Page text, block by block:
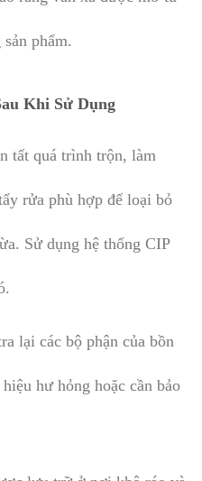
phẩm.
Khi Sử Dụng
tất quá trình trộn, làm
rửa phù hợp để loại bỏ
Sử dụng hệ thống CIP
lại các bộ phận của bồn
hư hỏng hoặc cần bảo